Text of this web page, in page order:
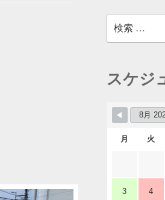
索:
スケジ
月 火
3 4